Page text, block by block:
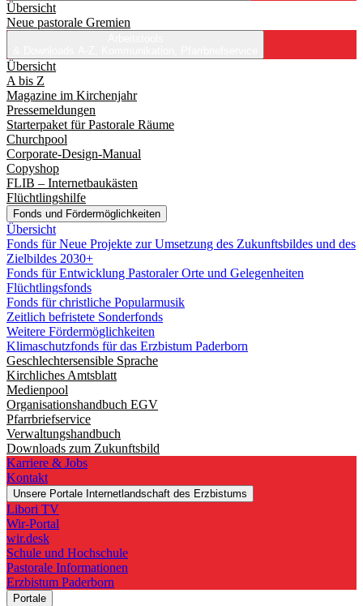
Übersicht
Neue pastorale Gremien
Übersicht
A bis Z
Magazine im Kirchenjahr
Pressemeldungen
Starterpaket für Pastorale Räume
Churchpool
Corporate-Design-Manual
Copyshop
FLIB – Internetbaukästen
Flüchtlingshilfe
Fonds und Fördermöglichkeiten
Übersicht
Fonds für Neue Projekte zur Umsetzung des Zukunftsbildes und des
Zielbildes 2030+
Fonds für Entwicklung Pastoraler Orte und Gelegenheiten
Flüchtlingsfonds
Fonds für christliche Popularmusik
Zeitlich befristete Sonderfonds
Weitere Fördermöglichkeiten
Klimaschutzfonds für das Erzbistum Paderborn
Geschlechtersensible Sprache
Kirchliches Amtsblatt
Medienpool
Organisationshandbuch EGV
Pfarrbriefservice
Verwaltungshandbuch
Downloads zum Zukunftsbild
Karriere & Jobs
Kontakt
Unsere Portale Internetlandschaft des Erzbistums
Libori TV
Wir-Portal
wir.desk
Schule und Hochschule
Pastorale Informationen
Erzbistum Paderborn
Portale